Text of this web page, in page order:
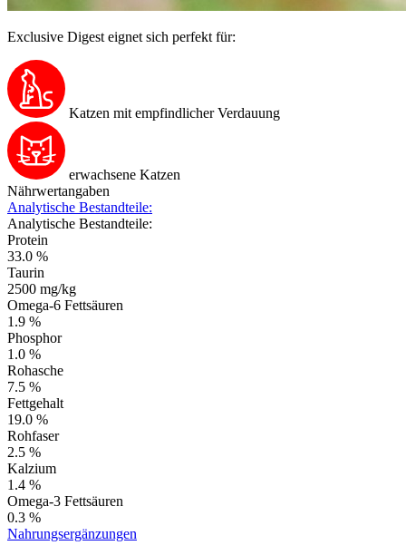
Exclusive Digest eignet sich perfekt für:
Katzen mit empfindlicher Verdauung
erwachsene Katzen
Nährwertangaben
Analytische Bestandteile:
Analytische Bestandteile:
Protein
33.0 %
Taurin
2500 mg/kg
Omega-6 Fettsäuren
1.9 %
Phosphor
1.0 %
Rohasche
7.5 %
Fettgehalt
19.0 %
Rohfaser
2.5 %
Kalzium
1.4 %
Omega-3 Fettsäuren
0.3 %
Nahrungsergänzungen